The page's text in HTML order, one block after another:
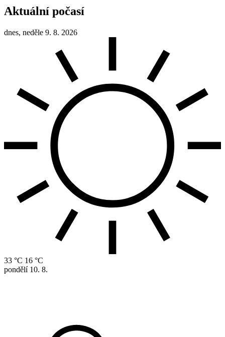
Aktuální počasí
dnes, neděle 9. 8. 2026
33 °C 16 °C
pondělí 10. 8.